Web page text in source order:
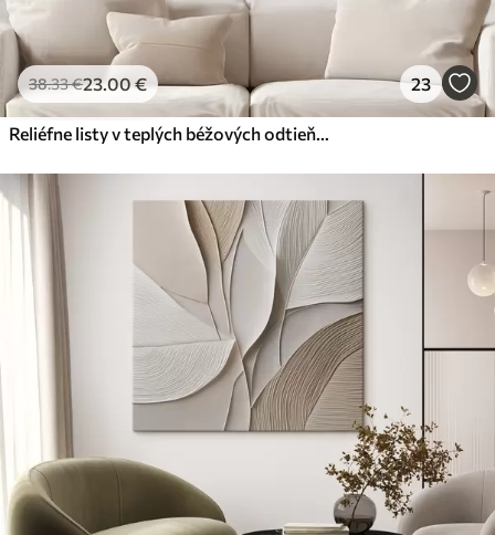
38.33€23.00€ 23
Reliéfne listy v teplých béžových odtieňoch